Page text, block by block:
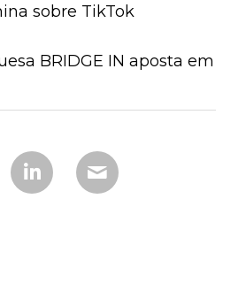
sobre TikTok
BRIDGE IN aposta em